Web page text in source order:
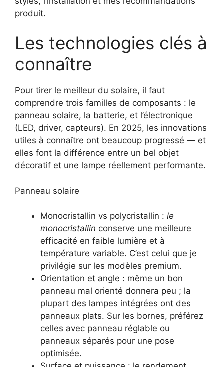
produit.
Les technologies clés à
connaître
Pour tirer le meilleur du solaire, il faut
comprendre trois familles de composants : le
panneau solaire, la batterie, et l’électronique
(LED, driver, capteurs). En 2025, les innovations
utiles à connaître ont beaucoup progressé — et
elles font la différence entre un bel objet
décoratif et une lampe réellement performante.
Panneau solaire
Monocristallin vs polycristallin : le
monocristallin conserve une meilleure
efficacité en faible lumière et à
température variable. C’est celui que je
privilégie sur les modèles premium.
Orientation et angle : même un bon
panneau mal orienté donnera peu ; la
plupart des lampes intégrées ont des
panneaux plats. Sur les bornes, préférez
celles avec panneau réglable ou
panneaux séparés pour une pose
optimisée.